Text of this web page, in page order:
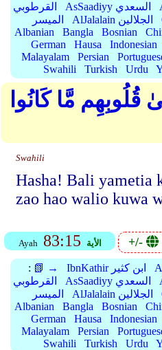
القرطوبي
AsSaadiyy السعدي
الميسر
AlJalalain الجلالين
Albanian
Bangla Bosnian
German
Hausa Indonesian
Malayalam
Persian
Swahili
Turkish Urdu
مَّا كَانُوا
Swahili
Hasha! Bali yametia
zao hao walio kuwa
Ayah 83:15 الأية +/-
: 📗 → IbnKathir ابن كثير
القرطوبي
AsSaadiyy السعدي
الميسر
AlJalalain الجلالين
Albanian
Bangla Bosnian
German
Hausa Indonesian
Malayalam
Persian
Swahili
Turkish Urdu